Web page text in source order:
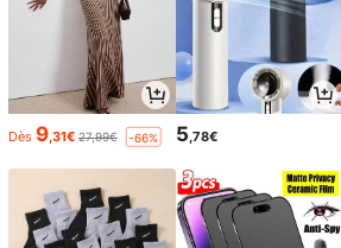
Dès 9,31€ 27,99€ -66% 5 ,78€